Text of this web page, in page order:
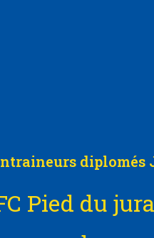
diplomés
Pied du